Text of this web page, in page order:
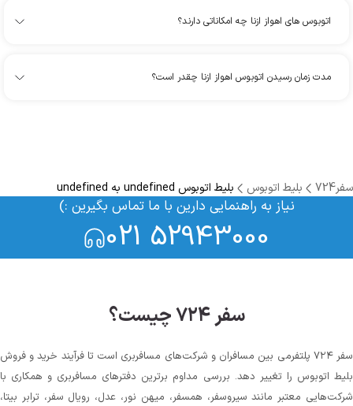
اتوبوس های اهواز ازنا چه امکاناتی دارند؟
مدت زمان رسیدن اتوبوس اهواز ازنا چقدر است؟
سفر724 بلیط اتوبوس بلیط اتوبوس undefined به undefined
نیاز به راهنمایی دارین با ما تماس بگیرین :)
021 52943000
سفر ۷۲۴ چیست؟
سفر ۷۲۴ پلتفرمی بین مسافران و شرکت‌های مسافربری است تا فرآیند خرید و فروش
بلیط اتوبوس را تغییر دهد. بررسی مداوم برترین دفترهای مسافربری و همکاری با
شرکت‌هایی معتبر مانند سیروسفر، همسفر، میهن‌ نور، عدل، رویال سفر، ترابر بیتا،